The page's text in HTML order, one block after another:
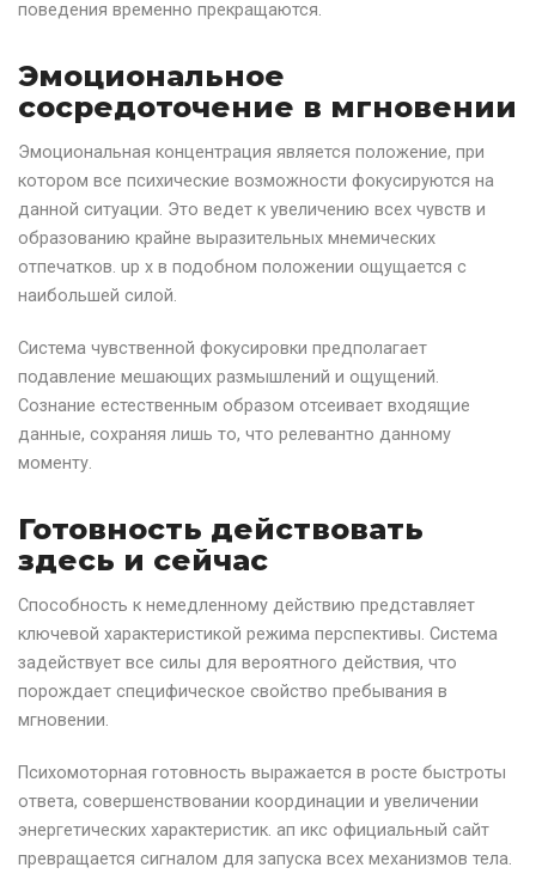
поведения временно прекращаются.
Эмоциональное
сосредоточение в мгновении
Эмоциональная концентрация является положение, при
котором все психические возможности фокусируются на
данной ситуации. Это ведет к увеличению всех чувств и
образованию крайне выразительных мнемических
отпечатков. up x в подобном положении ощущается с
наибольшей силой.
Система чувственной фокусировки предполагает
подавление мешающих размышлений и ощущений.
Сознание естественным образом отсеивает входящие
данные, сохраняя лишь то, что релевантно данному
моменту.
Готовность действовать
здесь и сейчас
Способность к немедленному действию представляет
ключевой характеристикой режима перспективы. Система
задействует все силы для вероятного действия, что
порождает специфическое свойство пребывания в
мгновении.
Психомоторная готовность выражается в росте быстроты
ответа, совершенствовании координации и увеличении
энергетических характеристик. ап икс официальный сайт
превращается сигналом для запуска всех механизмов тела.